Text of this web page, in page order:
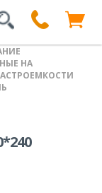
НА